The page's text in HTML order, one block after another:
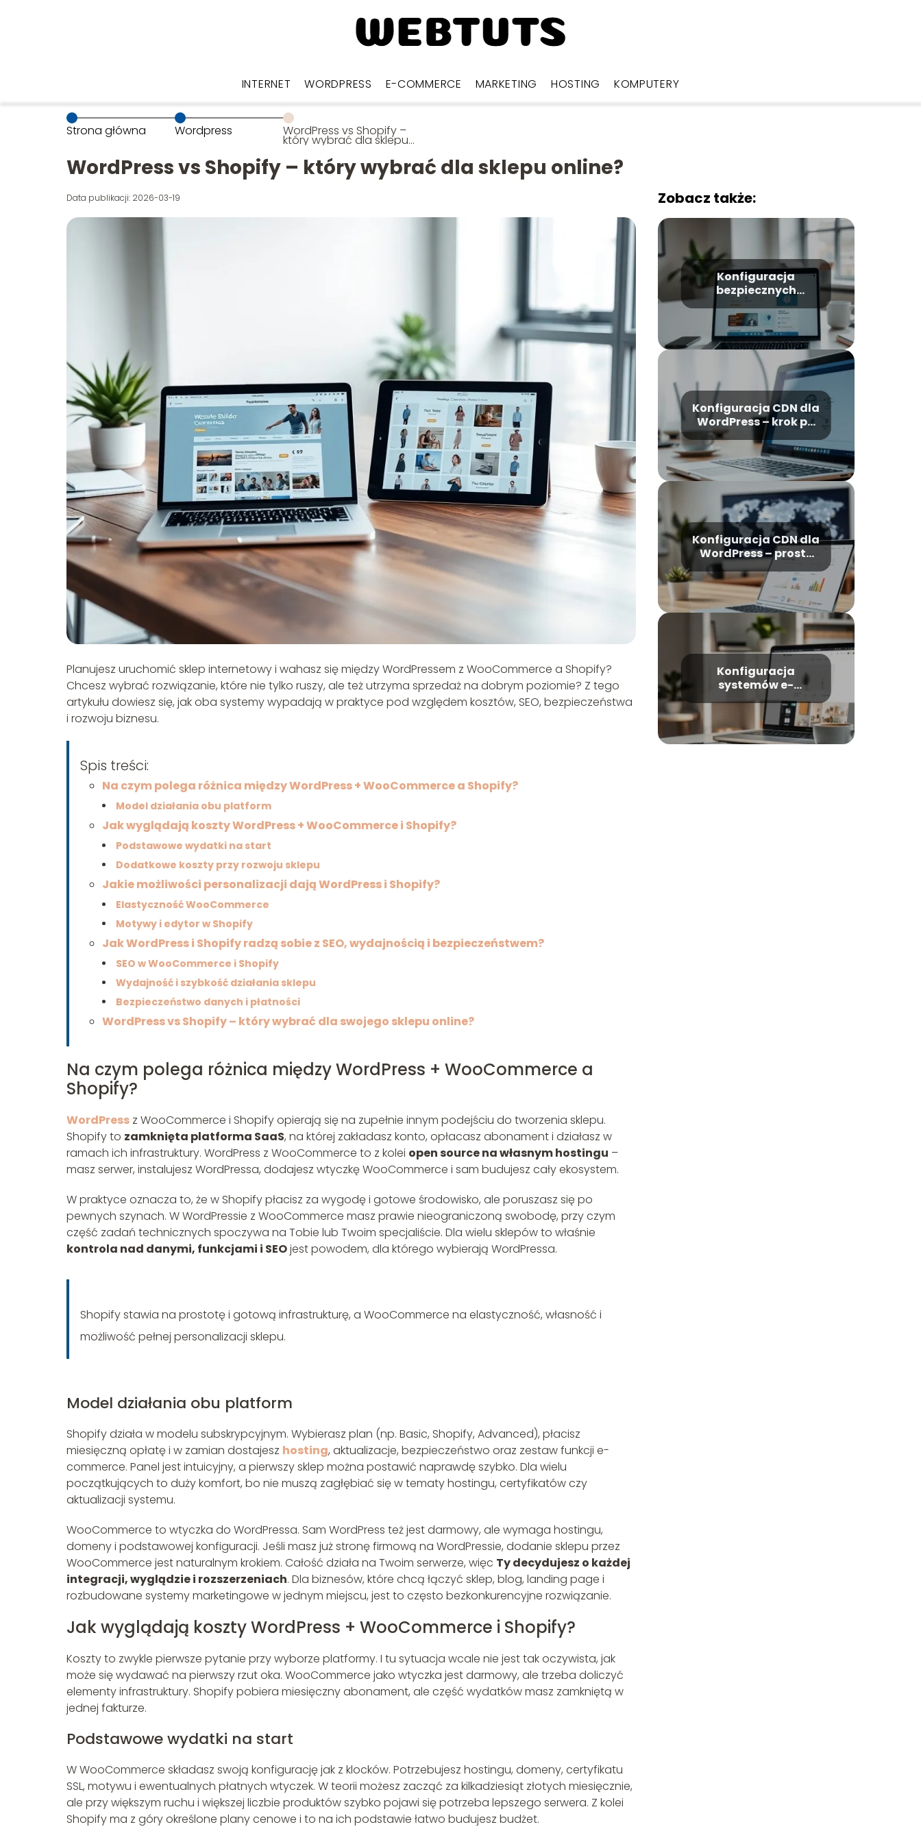
INTERNET WORDPRESS E-COMMERCE MARKETING HOSTING KOMPUTERY
Strona główna Wordpress WordPress vs Shopify –
który wybrać dla sklepu
online?
WordPress vs Shopify – który wybrać dla sklepu online?
Data publikacji: 2026-03-19
Planujesz uruchomić sklep internetowy i wahasz się między WordPressem z WooCommerce a Shopify?
Chcesz wybrać rozwiązanie, które nie tylko ruszy, ale też utrzyma sprzedaż na dobrym poziomie? Z tego
artykułu dowiesz się, jak oba systemy wypadają w praktyce pod względem kosztów, SEO, bezpieczeństwa
i rozwoju biznesu.
Spis treści:
Na czym polega różnica między WordPress + WooCommerce a Shopify?
Model działania obu platform
Jak wyglądają koszty WordPress + WooCommerce i Shopify?
Podstawowe wydatki na start
Dodatkowe koszty przy rozwoju sklepu
Jakie możliwości personalizacji dają WordPress i Shopify?
Elastyczność WooCommerce
Motywy i edytor w Shopify
Jak WordPress i Shopify radzą sobie z SEO, wydajnością i bezpieczeństwem?
SEO w WooCommerce i Shopify
Wydajność i szybkość działania sklepu
Bezpieczeństwo danych i płatności
WordPress vs Shopify – który wybrać dla swojego sklepu online?
Na czym polega różnica między WordPress + WooCommerce a
Shopify?
WordPress z WooCommerce i Shopify opierają się na zupełnie innym podejściu do tworzenia sklepu.
Shopify to zamknięta platforma SaaS, na której zakładasz konto, opłacasz abonament i działasz w
ramach ich infrastruktury. WordPress z WooCommerce to z kolei open source na własnym hostingu –
masz serwer, instalujesz WordPressa, dodajesz wtyczkę WooCommerce i sam budujesz cały ekosystem.
W praktyce oznacza to, że w Shopify płacisz za wygodę i gotowe środowisko, ale poruszasz się po
pewnych szynach. W WordPressie z WooCommerce masz prawie nieograniczoną swobodę, przy czym
część zadań technicznych spoczywa na Tobie lub Twoim specjaliście. Dla wielu sklepów to właśnie
kontrola nad danymi, funkcjami i SEOjest powodem, dla którego wybierają WordPressa.
Shopify stawia na prostotę i gotową infrastrukturę, a WooCommerce na elastyczność, własność i
możliwość pełnej personalizacji sklepu.
Model działania obu platform
Shopify działa w modelu subskrypcyjnym. Wybierasz plan (np. Basic, Shopify, Advanced), płacisz
miesięczną opłatę i w zamian dostajesz hosting, aktualizacje, bezpieczeństwo oraz zestaw funkcji e-
commerce. Panel jest intuicyjny, a pierwszy sklep można postawić naprawdę szybko. Dla wielu
początkujących to duży komfort, bo nie muszą zagłębiać się w tematy hostingu, certyfikatów czy
aktualizacji systemu.
WooCommerce to wtyczka do WordPressa. Sam WordPress też jest darmowy, ale wymaga hostingu,
domeny i podstawowej konfiguracji. Jeśli masz już stronę firmową na WordPressie, dodanie sklepu przez
WooCommerce jest naturalnym krokiem. Całość działa na Twoim serwerze, więc Ty decydujesz o każdej
integracji, wyglądzie i rozszerzeniach. Dla biznesów, które chcą łączyć sklep, blog, landing page i
rozbudowane systemy marketingowe w jednym miejscu, jest to często bezkonkurencyjne rozwiązanie.
Jak wyglądają koszty WordPress + WooCommerce i Shopify?
Koszty to zwykle pierwsze pytanie przy wyborze platformy. I tu sytuacja wcale nie jest tak oczywista, jak
może się wydawać na pierwszy rzut oka. WooCommerce jako wtyczka jest darmowy, ale trzeba doliczyć
elementy infrastruktury. Shopify pobiera miesięczny abonament, ale część wydatków masz zamkniętą w
jednej fakturze.
Podstawowe wydatki na start
W WooCommerce składasz swoją konfigurację jak z klocków. Potrzebujesz hostingu, domeny, certyfikatu
SSL, motywu i ewentualnych płatnych wtyczek. W teorii możesz zacząć za kilkadziesiąt złotych miesięcznie,
ale przy większym ruchu i większej liczbie produktów szybko pojawi się potrzeba lepszego serwera. Z kolei
Shopify ma z góry określone plany cenowe i to na ich podstawie łatwo budujesz budżet.
Zobacz także:
Konfiguracja
bezpiecznych
połączeń w
WordPress krok po
kroku
Konfiguracja CDN dla
WordPress – krok po
kroku dla
początkujących
Konfiguracja CDN dla
WordPress – prosty
poradnik krok po
kroku
Konfiguracja
systemów e-
commerce w
WordPress –
kompletny poradnik